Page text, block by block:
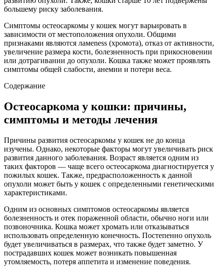
большему риску заболевания.
Симптомы остеосаркомы у кошек могут варьировать в
зависимости от местоположения опухоли. Общими
признаками являются ламeness (хромота), отказ от активности,
увеличение размера кости, болезненность при прикосновении
или дотрагивании до опухоли. Кошка также может проявлять
симптомы общей слабости, анемии и потери веса.
Содержание
Остеосаркома у кошки: причины,
симптомы и методы лечения
Причины развития остеосаркомы у кошек не до конца
изучены. Однако, некоторые факторы могут увеличивать риск
развития данного заболевания. Возраст является одним из
таких факторов — чаще всего остеосаркома диагностируется у
пожилых кошек. Также, предрасположенность к данной
опухоли может быть у кошек с определенными генетическими
характеристиками.
Одним из основных симптомов остеосаркомы является
болезненность и отек пораженной области, обычно ноги или
позвоночника. Кошка может хромать или отказываться
использовать определенную конечность. Постепенно опухоль
будет увеличиваться в размерах, что также будет заметно. У
пострадавших кошек может возникать повышенная
утомляемость, потеря аппетита и изменение поведения.